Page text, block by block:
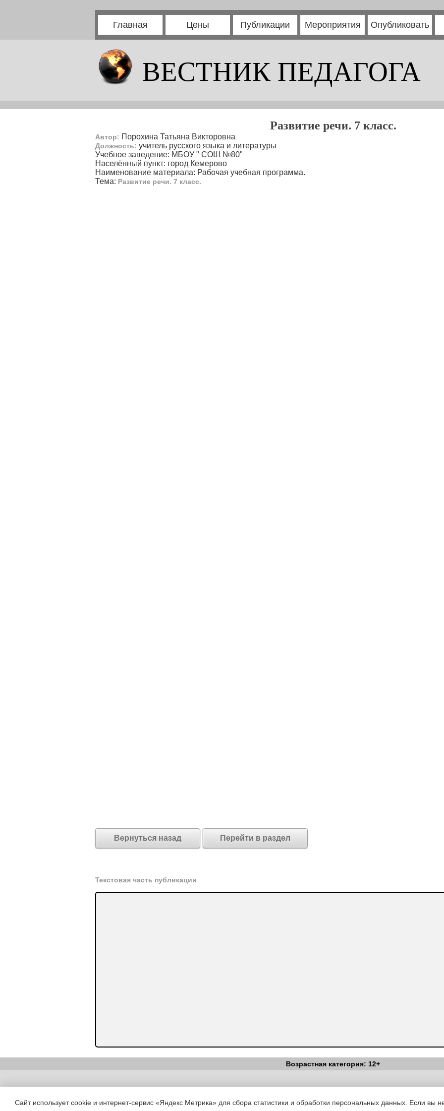
Главная Цены Публикации Мероприятия Опубликовать
ВЕСТНИК ПЕДАГОГА
Развитие речи. 7 класс.
Автор: Порохина Татьяна Викторовна
Должность: учитель русского языка и литературы
Учебное заведение: МБОУ " СОШ №80"
Населённый пункт: город Кемерово
Наименование материала: Рабочая учебная программа.
Тема: Развитие речи. 7 класс.
Вернуться назад Перейти в раздел
Текстовая часть публикации
Возрастная категория: 12+
Copyright (c) |Вестник Педагога|Об издании|Условия|Политика
Сайт использует cookie и интернет-сервис «Яндекс Метрика» для сбора статистики и обработки персональных данных. Если вы